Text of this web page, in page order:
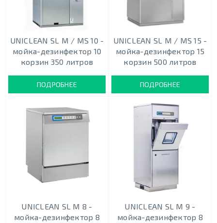
UNICLEAN SL M / MS 10 -
мойка-дезинфектор 10
корзин 350 литров
ПОДРОБНЕЕ
UNICLEAN SL M / MS 15 -
мойка-дезинфектор 15
корзин 500 литров
ПОДРОБНЕЕ
UNICLEAN SL M 8 -
мойка-дезинфектор 8
UNICLEAN SL M 9 -
мойка-дезинфектор 8